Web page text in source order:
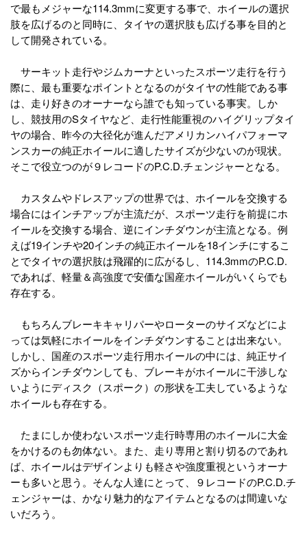
で最もメジャーな114.3mmに変更する事で、ホイールの選択
肢を広げるのと同時に、タイヤの選択肢も広げる事を目的と
して開発されている。
サーキット走行やジムカーナといったスポーツ走行を行う
際に、最も重要なポイントとなるのがタイヤの性能である事
は、走り好きのオーナーなら誰でも知っている事実。しか
し、競技用のSタイヤなど、走行性能重視のハイグリップタイ
ヤの場合、昨今の大径化が進んだアメリカンハイパフォーマ
ンスカーの純正ホイールに適したサイズが少ないのが現状。
そこで役立つのが９レコードのP.C.D.チェンジャーとなる。
カスタムやドレスアップの世界では、ホイールを交換する
場合にはインチアップが主流だが、スポーツ走行を前提にホ
イールを交換する場合、逆にインチダウンが主流となる。例
えば19インチや20インチの純正ホイールを18インチにするこ
とでタイヤの選択肢は飛躍的に広がるし、114.3mmのP.C.D.
であれば、軽量＆高強度で安価な国産ホイールがいくらでも
存在する。
もちろんブレーキキャリパーやローターのサイズなどによ
っては気軽にホイールをインチダウンすることは出来ない。
しかし、国産のスポーツ走行用ホイールの中には、純正サイ
ズからインチダウンしても、ブレーキがホイールに干渉しな
いようにディスク（スポーク）の形状を工夫しているような
ホイールも存在する。
たまにしか使わないスポーツ走行時専用のホイールに大金
をかけるのも勿体ない。また、走り専用と割り切るのであれ
ば、ホイールはデザインよりも軽さや強度重視というオーナ
ーも多いと思う。そんな人達にとって、９レコードのP.C.D.チ
ェンジャーは、かなり魅力的なアイテムとなるのは間違いな
いだろう。